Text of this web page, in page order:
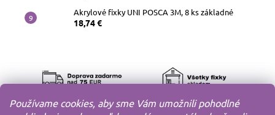
Používame cookies, aby sme Vám umožnili pohodlné
Akrylové fixky UNI POSCA 3M, 8 ks základné
18,74 €